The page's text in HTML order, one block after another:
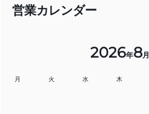
営業カレンダー
2026年8月
月 火 水 木